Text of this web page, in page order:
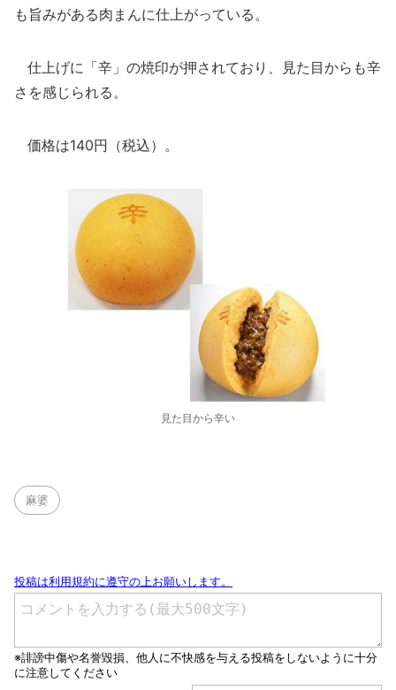
も旨みがある肉まんに仕上がっている。
仕上げに「辛」の焼印が押されており、見た目からも辛
さを感じられる。
価格は140円（税込）。
見た目から辛い
麻婆